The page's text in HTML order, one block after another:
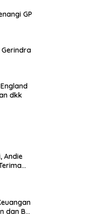
GP
Gerindra
dkk
Andie
dan BRI